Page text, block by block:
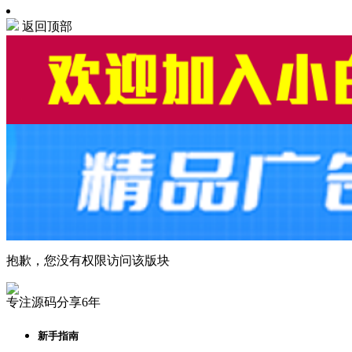
返回顶部
抱歉，您没有权限访问该版块
专注源码分享6年
新手指南